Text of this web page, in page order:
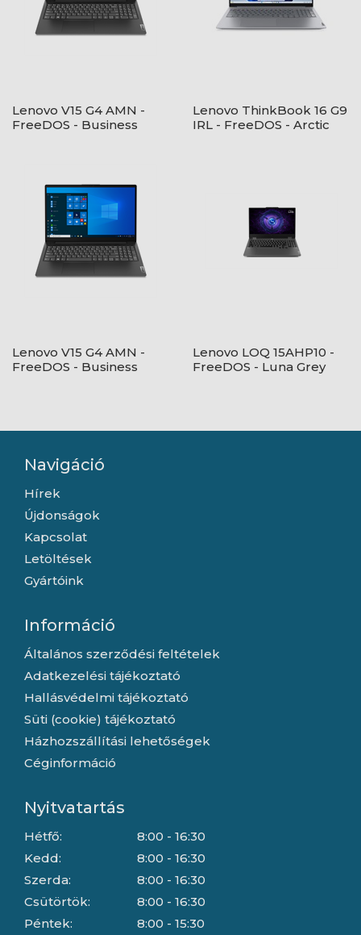
Lenovo V15 G4 AMN -
FreeDOS - Business
Lenovo ThinkBook 16 G9
IRL - FreeDOS - Arctic
Lenovo V15 G4 AMN -
FreeDOS - Business
Lenovo LOQ 15AHP10 -
FreeDOS - Luna Grey
Navigáció
Hírek
Újdonságok
Kapcsolat
Letöltések
Gyártóink
Információ
Általános szerződési feltételek
Adatkezelési tájékoztató
Hallásvédelmi tájékoztató
Süti (cookie) tájékoztató
Házhozszállítási lehetőségek
Céginformáció
Nyitvatartás
Hétfő:
Kedd:
Szerda:
Csütörtök:
Péntek:
8:00 - 16:30
8:00 - 16:30
8:00 - 16:30
8:00 - 16:30
8:00 - 15:30